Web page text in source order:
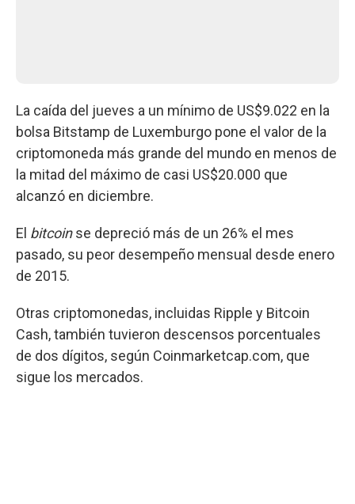
La caída del jueves a un mínimo de US$9.022 en la
bolsa Bitstamp de Luxemburgo pone el valor de la
criptomoneda más grande del mundo en menos de
la mitad del máximo de casi US$20.000 que
alcanzó en diciembre.
El bitcoinse depreció más de un 26% el mes
pasado, su peor desempeño mensual desde enero
de 2015.
Otras criptomonedas, incluidas Ripple y Bitcoin
Cash, también tuvieron descensos porcentuales
de dos dígitos, según Coinmarketcap.com, que
sigue los mercados.